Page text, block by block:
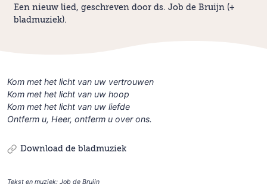
Een nieuw lied, geschreven door ds. Job de Bruijn (+
bladmuziek).
Kom met het licht van uw vertrouwen
Kom met het licht van uw hoop
Kom met het licht van uw liefde
Ontferm u, Heer, ontferm u over ons.
Download de bladmuziek
Tekst en muziek: Job de Bruijn